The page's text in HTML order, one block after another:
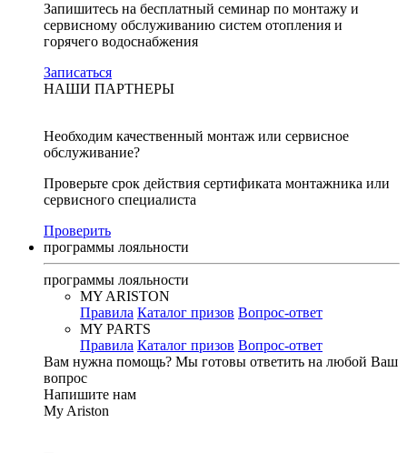
Запишитесь на бесплатный семинар по монтажу и
сервисному обслуживанию систем отопления и
горячего водоснабжения
Записаться
НАШИ ПАРТНЕРЫ
Необходим качественный монтаж или сервисное
обслуживание?
Проверьте срок действия сертификата монтажника или
сервисного специалиста
Проверить
программы лояльности
программы лояльности
MY ARISTON
Правила Каталог призов Вопрос-ответ
MY PARTS
Правила Каталог призов Вопрос-ответ
Вам нужна помощь? Мы готовы ответить на любой Ваш
вопрос
Напишите нам
My Ariston